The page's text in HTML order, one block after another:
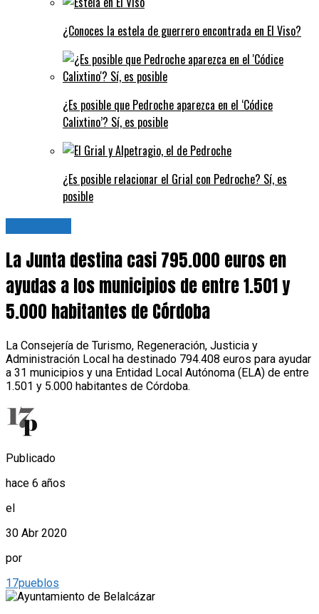
¿Conoces la estela de guerrero encontrada en El Viso?
¿Es posible que Pedroche aparezca en el ‘Códice
Calixtino’? Sí, es posible
¿Es posible relacionar el Grial con Pedroche? Sí, es
posible
La Junta destina casi 795.000 euros en
ayudas a los municipios de entre 1.501 y
5.000 habitantes de Córdoba
La Consejería de Turismo, Regeneración, Justicia y
Administración Local ha destinado 794.408 euros para ayudar
a 31 municipios y una Entidad Local Autónoma (ELA) de entre
1.501 y 5.000 habitantes de Córdoba.
Publicado
hace 6 años
el
30 Abr 2020
por
17pueblos